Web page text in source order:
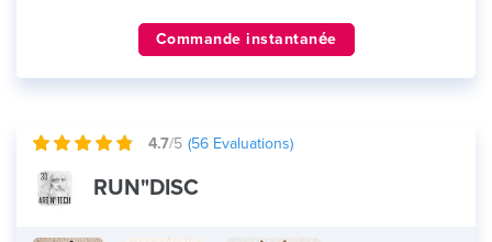
Commande instantanée
4.7/5 (56 Evaluations)
RUN"DISC